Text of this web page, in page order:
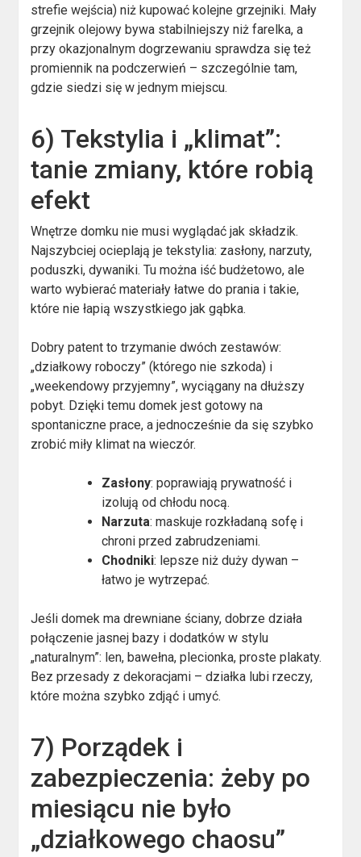
strefie wejścia) niż kupować kolejne grzejniki. Mały
grzejnik olejowy bywa stabilniejszy niż farelka, a
przy okazjonalnym dogrzewaniu sprawdza się też
promiennik na podczerwień – szczególnie tam,
gdzie siedzi się w jednym miejscu.
6) Tekstylia i „klimat”:
tanie zmiany, które robią
efekt
Wnętrze domku nie musi wyglądać jak składzik.
Najszybciej ocieplają je tekstylia: zasłony, narzuty,
poduszki, dywaniki. Tu można iść budżetowo, ale
warto wybierać materiały łatwe do prania i takie,
które nie łapią wszystkiego jak gąbka.
Dobry patent to trzymanie dwóch zestawów:
„działkowy roboczy” (którego nie szkoda) i
„weekendowy przyjemny”, wyciągany na dłuższy
pobyt. Dzięki temu domek jest gotowy na
spontaniczne prace, a jednocześnie da się szybko
zrobić miły klimat na wieczór.
Zasłony: poprawiają prywatność i
izolują od chłodu nocą.
Narzuta: maskuje rozkładaną sofę i
chroni przed zabrudzeniami.
Chodniki: lepsze niż duży dywan –
łatwo je wytrzepać.
Jeśli domek ma drewniane ściany, dobrze działa
połączenie jasnej bazy i dodatków w stylu
„naturalnym”: len, bawełna, plecionka, proste plakaty.
Bez przesady z dekoracjami – działka lubi rzeczy,
które można szybko zdjąć i umyć.
7) Porządek i
zabezpieczenia: żeby po
miesiącu nie było
„działkowego chaosu”